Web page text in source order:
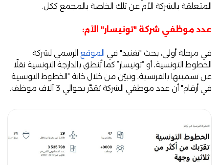
المتعلقة بالشركة الأم عن تلك الخاصة بالمجمع ككل.
عدد موظفي شركة "تونيسار" الأم:
في مرحلة أولى، بحث "تفنيد" في الموقع الرسمي لشركة
الخطوط التونسية، أو “تونيسار” كما تُنطق بالدارجة التونسية نقلًا
عن تسميتها بالفرنسية، وتبيّن من خلال خانة "الخطوط التونسية
في أرقام" أن عدد موظفي الشركة يُقدَّر بحوالي 3 آلاف موظف.